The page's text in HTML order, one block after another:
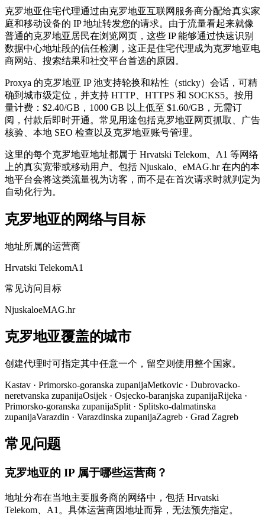
克罗地亚住宅代理通过由克罗地亚互联网服务商分配给真实家
庭和移动设备的 IP 地址转发您的请求。由于流量看起来就像
普通的克罗地亚居民在浏览网页，这些 IP 能够通过快速识别
数据中心地址段的信任检测，这正是住宅代理成为克罗地亚电
商网站、搜索结果和社交平台首选的原因。
Proxya 的克罗地亚 IP 池支持轮换和粘性（sticky）会话，可精
确到城市级定位，并支持 HTTP、HTTPS 和 SOCKS5。按用
量计费：$2.40/GB，1000 GB 以上低至 $1.60/GB，无需订
阅，付款后即时开通。常见用途包括克罗地亚网页抓取、广告
核验、本地 SEO 检查以及克罗地亚账号管理。
这里的每个克罗地亚地址都属于 Hrvatski Telekom、A1 等网络
上的真实宽带或移动用户。包括 Njuskalo、eMAG.hr 在内的本
地平台会将这类流量视为访客，而不是在首次请求时就判定为
自动化行为。
克罗地亚的网络与目标
地址所属的运营商
Hrvatski TelekomA1
常见访问目标
NjuskaloeMAG.hr
克罗地亚覆盖的城市
创建代理时可指定其中任意一个，留空则使用整个国家。
Kastav · Primorsko-goranska zupanijaMetkovic · Dubrovacko-
neretvanska zupanijaOsijek · Osjecko-baranjska zupanijaRijeka ·
Primorsko-goranska zupanijaSplit · Splitsko-dalmatinska
zupanijaVarazdin · Varazdinska zupanijaZagreb · Grad Zagreb
常见问题
克罗地亚的 IP 属于哪些运营商？
地址分布在当地主要服务商的网络中，包括 Hrvatski
Telekom、A1。具体运营商因地址而异，无法预先指定。